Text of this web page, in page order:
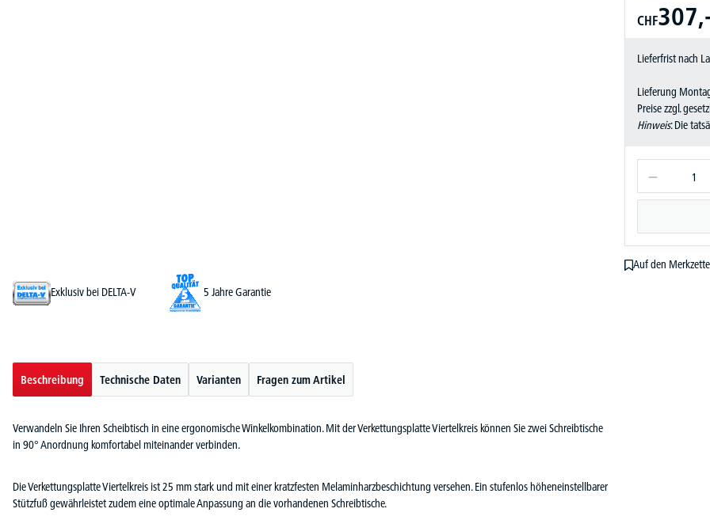
CHF
Lieferfrist nach
Lieferung
Preise zzgl.
Hinweis: Die
Auf den Merkzettel
Exklusiv bei DELTA-V
5 Jahre Garantie
Beschreibung Technische Daten Varianten Fragen zum Artikel
Verwandeln Sie Ihren Scheibtisch in eine ergonomische Winkelkombination. Mit der Verkettungsplatte Viertelkreis können Sie zwei Schreibtische
in 90° Anordnung komfortabel miteinander verbinden.
Die Verkettungsplatte Viertelkreis ist 25 mm stark und mit einer kratzfesten Melaminharzbeschichtung versehen. Ein stufenlos höheneinstellbarer
Stützfuß gewährleistet zudem eine optimale Anpassung an die vorhandenen Schreibtische.